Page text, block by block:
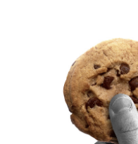
SITRA SOSIAALISESSA